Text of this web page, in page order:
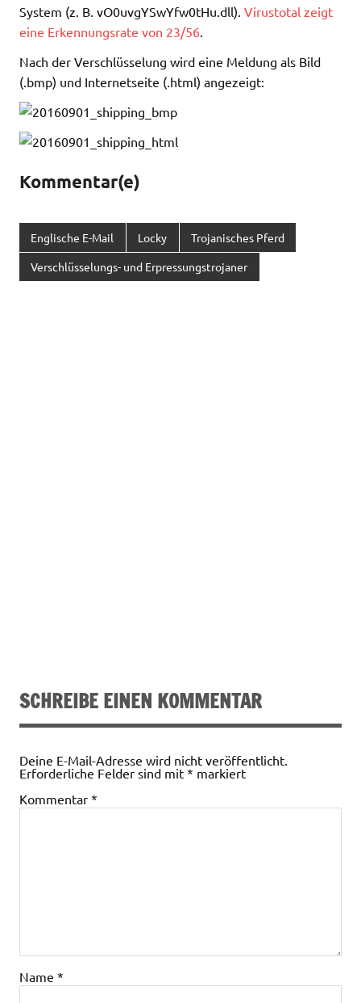
System (z. B. vO0uvgYSwYfw0tHu.dll). Virustotal zeigt
eine Erkennungsrate von 23/56
Nach der Verschlüsselung wird eine Meldung als Bild
(.bmp) und Internetseite (.html) angezeigt:
Kommentar(e)
Englische E-Mail Locky Trojanisches Pferd
Verschlüsselungs- und Erpressungstrojaner
SCHREIBE EINEN KOMMENTAR
Deine E-Mail-Adresse wird nicht veröffentlicht.
Erforderliche Felder sind mit * markiert
Kommentar *
Name *